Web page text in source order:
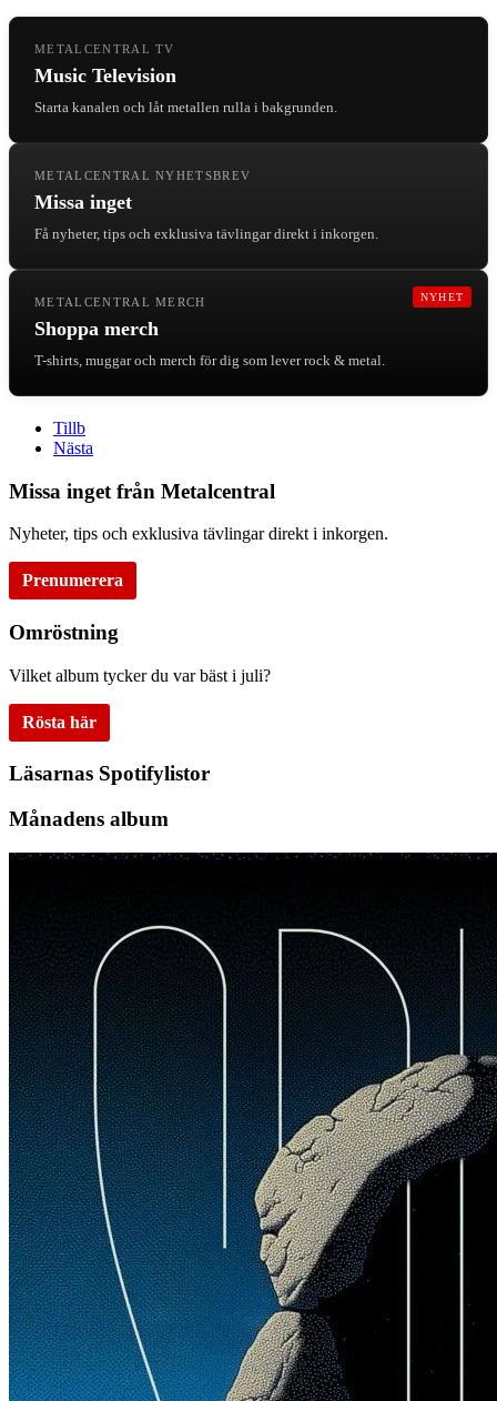
METALCENTRAL TV
Music Television
Starta kanalen och låt metallen rulla i bakgrunden.
METALCENTRAL NYHETSBREV
Missa inget
Få nyheter, tips och exklusiva tävlingar direkt i inkorgen.
NYHET
METALCENTRAL MERCH
Shoppa merch
T-shirts, muggar och merch för dig som lever rock & metal.
Tillb
Nästa
Missa inget från Metalcentral
Nyheter, tips och exklusiva tävlingar direkt i inkorgen.
Prenumerera
Omröstning
Vilket album tycker du var bäst i juli?
Rösta här
Läsarnas Spotifylistor
Månadens album